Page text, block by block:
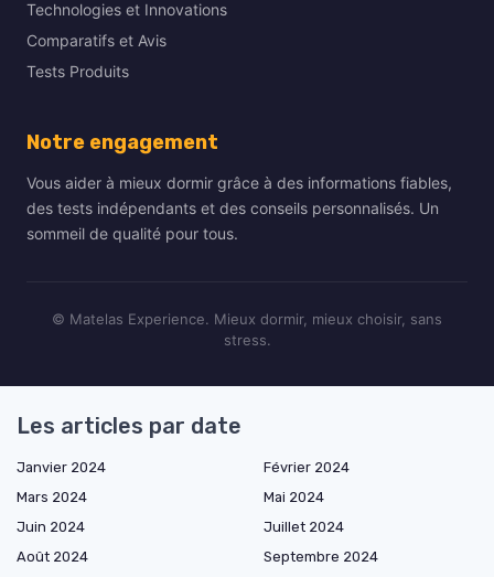
Technologies et Innovations
Comparatifs et Avis
Tests Produits
Notre engagement
Vous aider à mieux dormir grâce à des informations fiables,
des tests indépendants et des conseils personnalisés. Un
sommeil de qualité pour tous.
© Matelas Experience. Mieux dormir, mieux choisir, sans
stress.
Les articles par date
Janvier 2024
Février 2024
Mars 2024
Mai 2024
Juin 2024
Juillet 2024
Août 2024
Septembre 2024